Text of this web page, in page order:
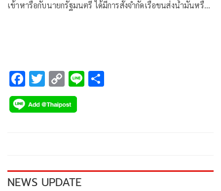
เข้าหารือกับนายกรัฐมนตรี ได้มีการสั่งจำกัดเรือขนส่งน้ำมันหรือ
F
ac
e
k
T
wi
tt
C
o
p
k
Li
NEWS UPDATE